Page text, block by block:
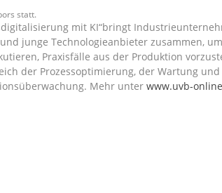
statt.
mit KI“bringt
junge Technologieanbieter zusammen, um
Praxisfälle aus der Produktion
der Prozessoptimierung, der Wartung
Mehr unterwww.uvb-